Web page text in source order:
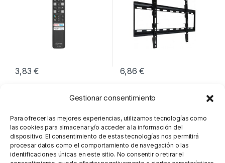
Gestionar consentimiento
Para ofrecer las mejores experiencias, utilizamos tecnologías como
las cookies para almacenar y/o acceder a la información del
dispositivo. El consentimiento de estas tecnologías nos permitirá
procesar datos como el comportamiento de navegación o las
identificaciones únicas en este sitio. No consentir o retirar el
3,83€ 6,86€